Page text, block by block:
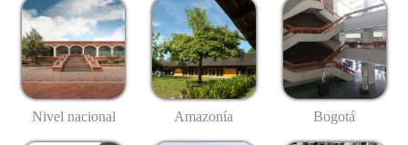
Nivel nacional Amazonía Bogotá